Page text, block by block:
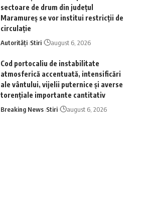
sectoare de drum din județul
Maramureș se vor institui restricții de
circulație
Autorități Stiri august 6, 2026
Cod portocaliu de instabilitate
atmosferică accentuată, intensificări
ale vântului, vijelii puternice și averse
torențiale importante cantitativ
Breaking News Stiri august 6, 2026